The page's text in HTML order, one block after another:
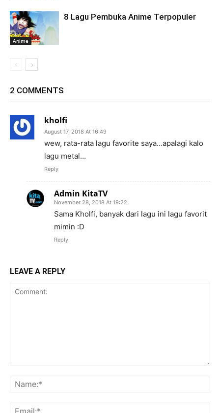
Anime
8 Lagu Pembuka Anime Terpopuler
2 COMMENTS
kholfi
August 17, 2018 At 16:49
wew, rata-rata lagu favorite saya…apalagi kalo
lagu metal…
Reply
Admin KitaTV
November 28, 2018 At 19:22
Sama Kholfi, banyak dari lagu ini lagu favorit
mimin :D
Reply
LEAVE A REPLY